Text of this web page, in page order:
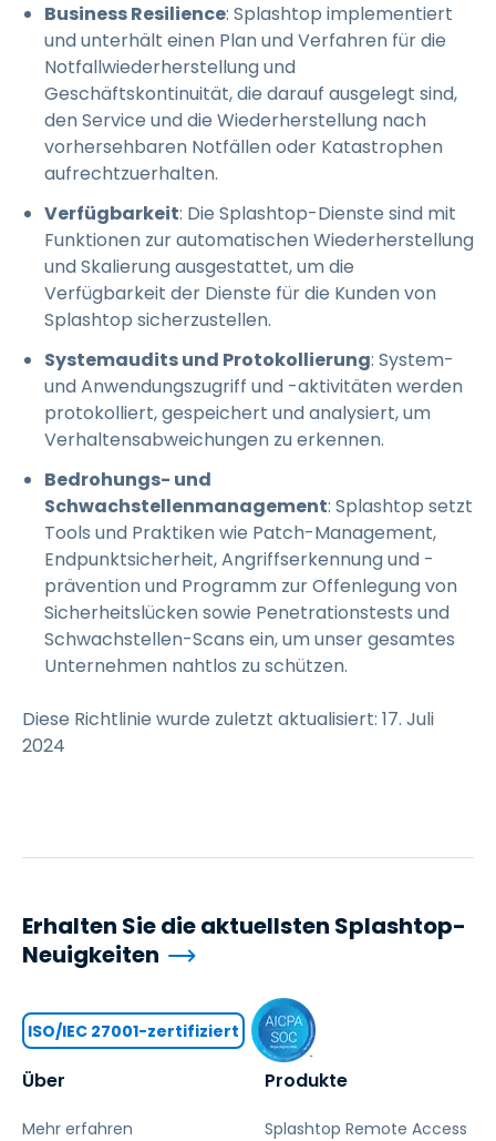
Business Resilience: Splashtop implementiert
und unterhält einen Plan und Verfahren für die
Notfallwiederherstellung und
Geschäftskontinuität, die darauf ausgelegt sind,
den Service und die Wiederherstellung nach
vorhersehbaren Notfällen oder Katastrophen
aufrechtzuerhalten.
Verfügbarkeit: Die Splashtop-Dienste sind mit
Funktionen zur automatischen Wiederherstellung
und Skalierung ausgestattet, um die
Verfügbarkeit der Dienste für die Kunden von
Splashtop sicherzustellen.
Systemaudits und Protokollierung: System-
und Anwendungszugriff und -aktivitäten werden
protokolliert, gespeichert und analysiert, um
Verhaltensabweichungen zu erkennen.
Bedrohungs- und
Schwachstellenmanagement: Splashtop setzt
Tools und Praktiken wie Patch-Management,
Endpunktsicherheit, Angriffserkennung und -
prävention und Programm zur Offenlegung von
Sicherheitslücken sowie Penetrationstests und
Schwachstellen-Scans ein, um unser gesamtes
Unternehmen nahtlos zu schützen.
Diese Richtlinie wurde zuletzt aktualisiert: 17. Juli
2024
Über
Mehr erfahren
Produkte
Splashtop Remote Access
Erhalten Sie die aktuellsten Splashtop-
Neuigkeiten
ISO/IEC 27001-zertifiziert